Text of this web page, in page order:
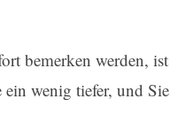
bemerken werden, ist
ein wenig tiefer, und Sie